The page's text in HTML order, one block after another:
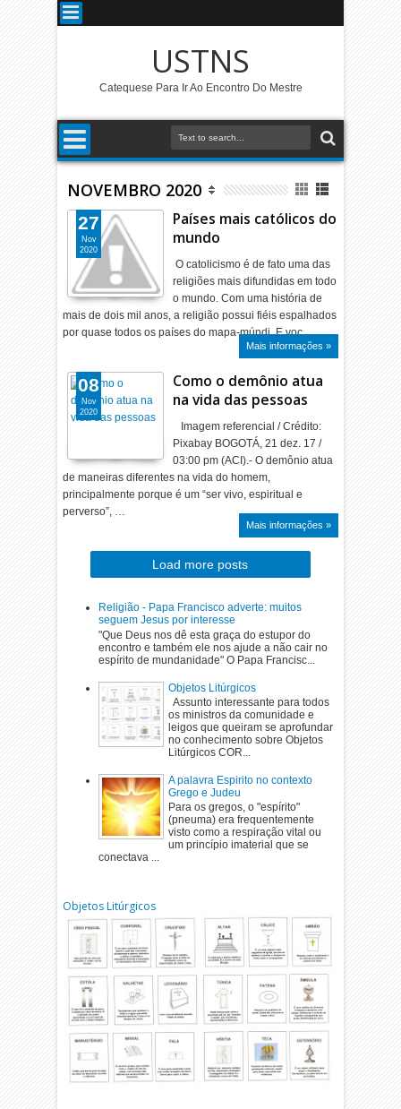
USTNS
Catequese Para Ir Ao Encontro Do Mestre
NOVEMBRO 2020
Países mais católicos do
mundo
O catolicismo é de fato uma das
religiões mais difundidas em todo
o mundo. Com uma história de
mais de dois mil anos, a religião possui fiéis espalhados
por quase todos os países do mapa-múndi. E voc…
Mais informações »
27
Nov
2020
Como o demônio atua
na vida das pessoas
Imagem referencial / Crédito:
Pixabay BOGOTÁ, 21 dez. 17 /
03:00 pm (ACI).- O demônio atua
de maneiras diferentes na vida do homem,
principalmente porque é um “ser vivo, espiritual e
perverso”, …
Mais informações »
08
Nov
2020
Load more posts
Religião - Papa Francisco adverte: muitos
seguem Jesus por interesse
"Que Deus nos dê esta graça do estupor do
encontro e também ele nos ajude a não cair no
espírito de mundanidade" O Papa Francisc...
Objetos Litúrgicos
Assunto interessante para todos
os ministros da comunidade e
leigos que queiram se aprofundar
no conhecimento sobre Objetos
Litúrgicos COR...
A palavra Espirito no contexto
Grego e Judeu
Para os gregos, o "espírito"
(pneuma) era frequentemente
visto como a respiração vital ou
um princípio imaterial que se
conectava ...
Objetos Litúrgicos